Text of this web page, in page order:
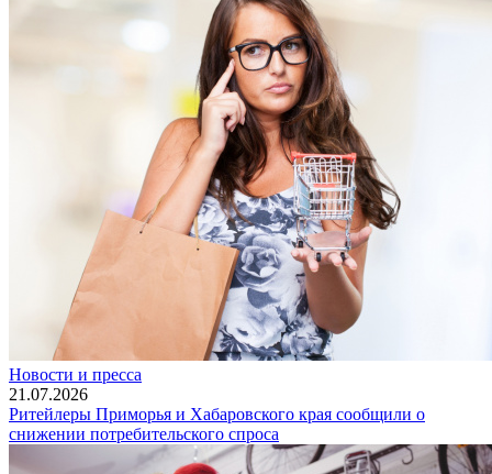
Новости и пресса
21.07.2026
Ритейлеры Приморья и Хабаровского края сообщили о
снижении потребительского спроса